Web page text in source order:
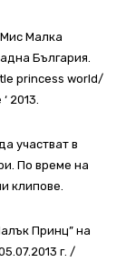
Малка
България.
princess world/
2013.
участват в
По време на
клипове.
Принц” на
г. /